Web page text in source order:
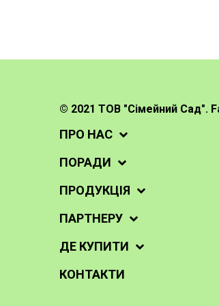
© 2021 ТОВ "Сімейний Сад".
ПРО НАС
ПОРАДИ
ПРОДУКЦІЯ
ПАРТНЕРУ
ДЕ КУПИТИ
КОНТАКТИ